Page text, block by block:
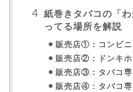
紙巻きタバコの「
ってる場所を解説
販売店①：コンビニ
販売店②：ドンキ
販売店③：タバコ
販売店④：タバコ専